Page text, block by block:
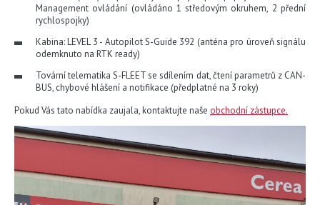
Management ovládání (ovládáno 1 středovým okruhem, 2 přední
rychlospojky)
Kabina: LEVEL 3 - Autopilot S-Guide 392 (anténa pro úroveň signálu
odemknuto na RTK ready)
Tovární telematika S-FLEET se sdílením dat, čtení parametrů z CAN-
BUS, chybové hlášení a notifikace (předplatné na 3 roky)
Pokud Vás tato nabídka zaujala, kontaktujte naše obchodní zástupce.